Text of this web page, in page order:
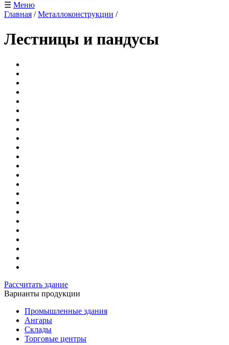
☰ Меню
Главная /Металлоконструкции /
Лестницы и пандусы
Рассчитать здание
Варианты продукции
Промышленные здания
Ангары
Склады
Торговые центры